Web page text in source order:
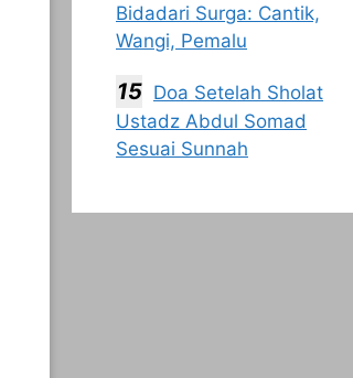
Bidadari Surga: Cantik,
Wangi, Pemalu
Doa Setelah Sholat
Ustadz Abdul Somad
Sesuai Sunnah